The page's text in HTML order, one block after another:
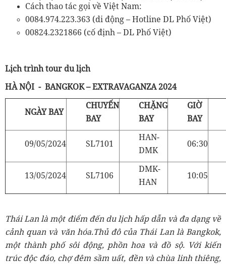
Cách thao tác gọi về Việt Nam:
0084.974.223.363 (di động – Hotline DL Phố Việt)
00824.2321866 (cố định – DL Phố Việt)
Lịch trình tour du lịch
HÀ NỘI - BANGKOK – EXTRAVAGANZA 2024
NGÀY BAY
CHUYẾN
BAY
CHẶNG
BAY
GIỜ
BAY
09/05/2024 SL7101
HAN-
DMK
06:30
13/05/2024 SL7106
DMK-
HAN
10:05
Thái Lan là một điểm đến du lịch hấp dẫn và đa dạng về
cảnh quan và văn hóa.Thủ đô của Thái Lan là Bangkok,
một thành phố sôi động, phồn hoa và đồ sộ. Với kiến
trúc độc đáo, chợ đêm sầm uất, đền và chùa linh thiêng,